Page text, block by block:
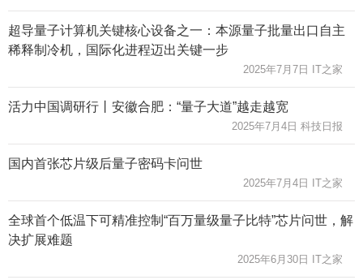
超导量子计算机关键核心设备之一：本源量子批量出口自主
稀释制冷机，国际化进程迈出关键一步
2025年7月7日 IT之家
活力中国调研行丨安徽合肥：“量子大道”越走越宽
2025年7月4日 科技日报
国内首张芯片级后量子密码卡问世
2025年7月4日 IT之家
全球首个低温下可精准控制“百万量级量子比特”芯片问世，解
决扩展难题
2025年6月30日 IT之家